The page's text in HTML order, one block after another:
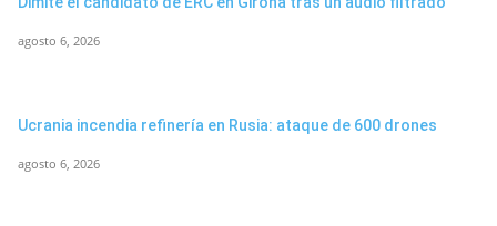
agosto 6, 2026
Ucrania incendia refinería en Rusia: ataque de 600 drones
agosto 6, 2026